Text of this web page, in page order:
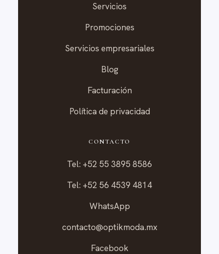
Servicios
Promociones
Servicios empresariales
Blog
Facturación
Política de privacidad
CONTACTO
Tel: +52 55 3895 8586
Tel: +52 56 4539 4814
WhatsApp
contacto@optikmoda.mx
Facebook